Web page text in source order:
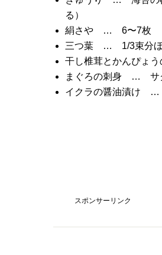
る）
絹さや … 6〜7枚
三つ葉 … 1/3束分
干し椎茸とかんぴ
まぐろの刺身 … サ
イクラの醤油漬け …
スポンサーリンク